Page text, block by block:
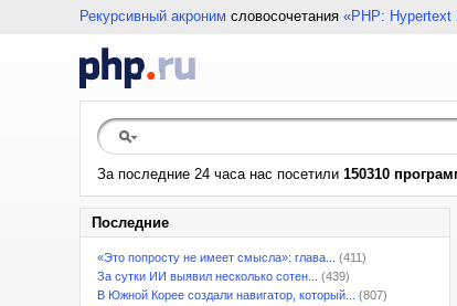
Рекурсивный акроним словосочетания «PHP: Hypertext
За последние 24 часа нас посетили 150310
Последние
«Это попросту не имеет смысла»: глава...
(411)
За сутки ИИ выявил несколько сотен...
(439)
В Южной Корее создали навигатор, который...
(807)